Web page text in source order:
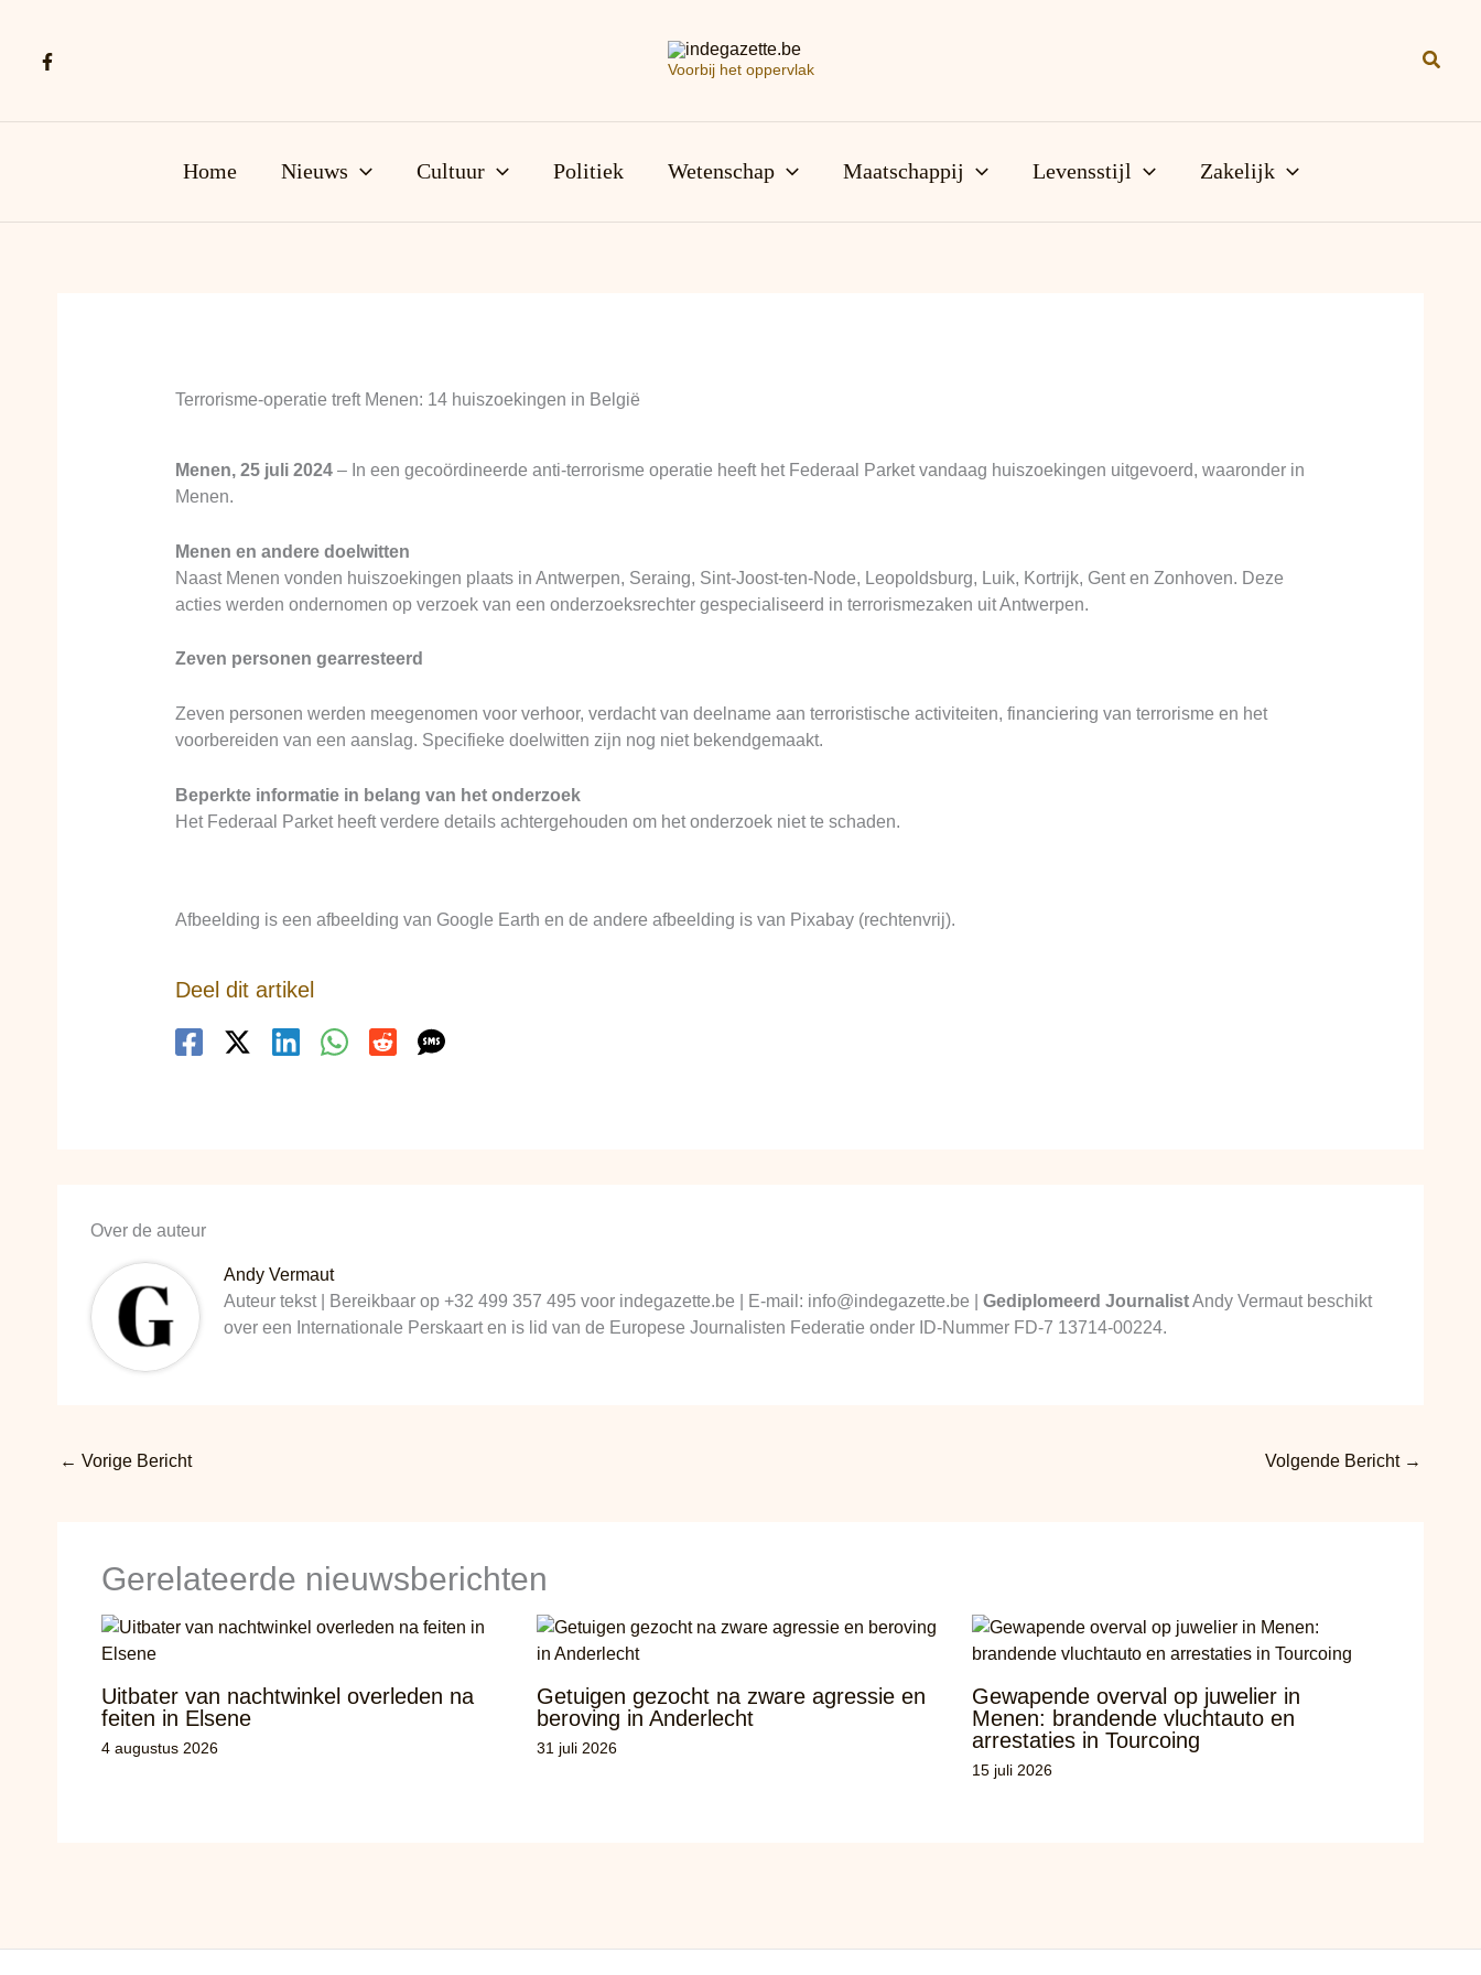
Voorbij het oppervlak
Home Nieuws Cultuur Politiek Wetenschap Maatschappij Levensstijl Zakelijk
Terrorisme-operatie treft Menen: 14 huiszoekingen in België
Menen, 25 juli 2024– In een gecoördineerde anti-terrorisme operatie heeft het Federaal Parket vandaag huiszoekingen uitgevoerd, waaronder in
Menen.
Menen en andere doelwitten
Naast Menen vonden huiszoekingen plaats in Antwerpen, Seraing, Sint-Joost-ten-Node, Leopoldsburg, Luik, Kortrijk, Gent en Zonhoven. Deze
acties werden ondernomen op verzoek van een onderzoeksrechter gespecialiseerd in terrorismezaken uit Antwerpen.
Zeven personen gearresteerd
Zeven personen werden meegenomen voor verhoor, verdacht van deelname aan terroristische activiteiten, financiering van terrorisme en het
voorbereiden van een aanslag. Specifieke doelwitten zijn nog niet bekendgemaakt.
Beperkte informatie in belang van het onderzoek
Het Federaal Parket heeft verdere details achtergehouden om het onderzoek niet te schaden.
Afbeelding is een afbeelding van Google Earth en de andere afbeelding is van Pixabay (rechtenvrij).
Deel dit artikel
Over de auteur
Andy Vermaut
Auteur tekst | Bereikbaar op +32 499 357 495 voor indegazette.be | E-mail: info@indegazette.be |Gediplomeerd JournalistAndy Vermaut beschikt
over een Internationale Perskaart en is lid van de Europese Journalisten Federatie onder ID-Nummer FD-7 13714-00224.
← Vorige Bericht Volgende Bericht →
Gerelateerde nieuwsberichten
Uitbater van nachtwinkel overleden na
feiten in Elsene
4 augustus 2026
Getuigen gezocht na zware agressie en
beroving in Anderlecht
31 juli 2026
Gewapende overval op juwelier in
Menen: brandende vluchtauto en
arrestaties in Tourcoing
15 juli 2026